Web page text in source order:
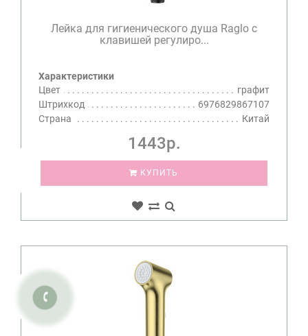
Лейка для гигиенического душа Raglo с
клавишей регулиро...
Характеристики
Цвет
графит
Штрихкод
6976829867107
Страна
Китай
1443р.
КУПИТЬ